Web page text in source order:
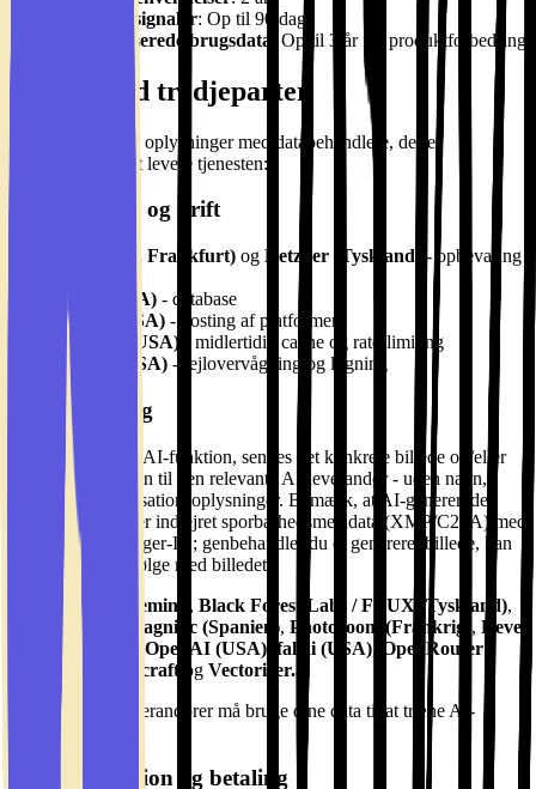
Misbrugssignaler: Op til 90 dage
Anonymiserede brugsdata
: Op til 3 år for produktforbedring
Deling med tredjeparter
Vi deler kun dine oplysninger med databehandlere, der er
nødvendige for at levere tjenesten:
Infrastruktur og drift
AWS (EU, Frankfurt) og Hetzner (Tyskland)
- opbevaring
Neon (USA) - database
Vercel (USA) - hosting af platformen
Upstash (USA)
- midlertidig cache og rate-limiting
Sentry (USA) - fejlovervågning og logning
AI-behandling
Når du bruger en AI-funktion, sendes det konkrete billede og/eller
din tekstinstruktion til den relevante AI-leverandør - uden navn,
email eller organisationsoplysninger. Bemærk, at AI-genererede
billeder indeholder indlejret sporbarhedsmetadata (XMP/C2PA) med
bl.a. et internt bruger-ID; genbehandler du et genereret billede, kan
denne metadata følge med billedet:
Google (Gemini)
, Black Forest Labs / FLUX (Tyskland),
Freepik/Magnific (Spanien), Photoroom (Frankrig) , Reve
AI (USA)
OpenAI (USA) fal.ai (USA), OpenRouter
Recraft og Vectorizer.ai
Ingen af disse leverandører må bruge dine data til at træne AI-
Kommunikation og betaling